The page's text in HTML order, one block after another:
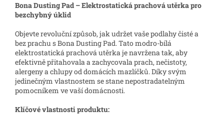
Bona Dusting Pad – Elektrostatická prachová utěrka pro
bezchybný úklid
Objevte revoluční způsob, jak udržet vaše podlahy čisté a
bez prachu s Bona Dusting Pad. Tato modro-bílá
elektrostatická prachová utěrka je navržena tak, aby
efektivně přitahovala a zachycovala prach, nečistoty,
alergeny a chlupy od domácích mazlíčků. Díky svým
jedinečným vlastnostem se stane nepostradatelným
pomocníkem ve vaší domácnosti.
Klíčové vlastnosti produktu: